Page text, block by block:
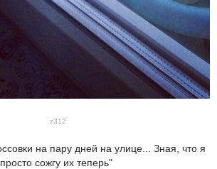
z312
на пару дней на улице... Зная, что я
сожгу их теперь"